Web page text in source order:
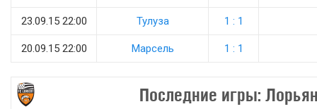
23.09.15 22:00 Тулуза 1 : 1
20.09.15 22:00 Марсель 1 : 1
Последние игры: